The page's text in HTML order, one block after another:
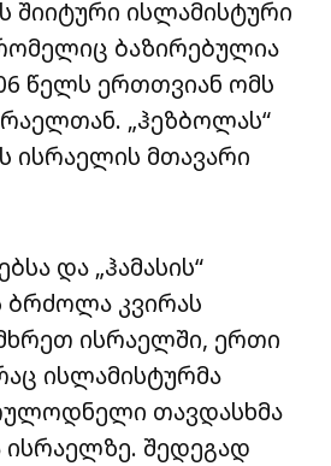
შიიტური ისლამისტური
ბაზირებულია
წელს ერთთვიან ომს
„ჰეზბოლას“
ისრაელის მთავარი
და „ჰამასის“
ბრძოლა კვირას
ისრაელში, ერთი
ისლამისტურმა
თავდასხმა
შედეგად